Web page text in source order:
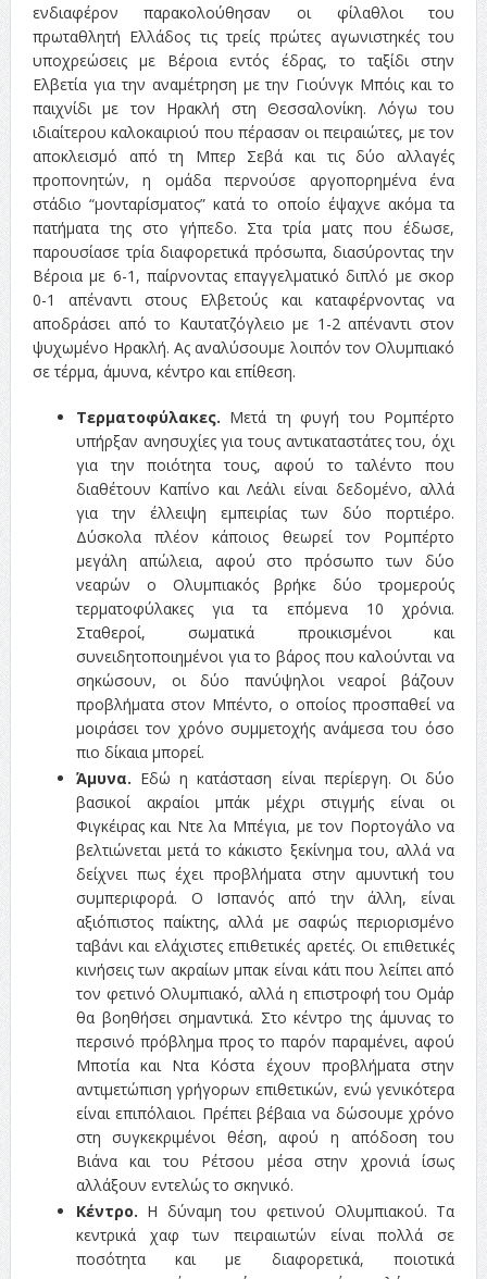
ενδιαφέρον παρακολούθησαν οι φίλαθλοι του
πρωταθλητή Ελλάδος τις τρείς πρώτες αγωνιστηκές του
υποχρεώσεις με Βέροια εντός έδρας, το ταξίδι στην
Ελβετία για την αναμέτρηση με την Γιούνγκ Μπόις και το
παιχνίδι με τον Ηρακλή στη Θεσσαλονίκη. Λόγω του
ιδιαίτερου καλοκαιριού που πέρασαν οι πειραιώτες, με τον
αποκλεισμό από τη Μπερ Σεβά και τις δύο αλλαγές
προπονητών, η ομάδα περνούσε αργοπορημένα ένα
στάδιο “μονταρίσματος” κατά το οποίο έψαχνε ακόμα τα
πατήματα της στο γήπεδο. Στα τρία ματς που έδωσε,
παρουσίασε τρία διαφορετικά πρόσωπα, διασύροντας την
Βέροια με 6-1, παίρνοντας επαγγελματικό διπλό με σκορ
0-1 απέναντι στους Ελβετούς και καταφέρνοντας να
αποδράσει από το Καυτατζόγλειο με 1-2 απέναντι στον
ψυχωμένο Ηρακλή. Ας αναλύσουμε λοιπόν τον Ολυμπιακό
σε τέρμα, άμυνα, κέντρο και επίθεση.
Τερματοφύλακες. Μετά τη φυγή του Ρομπέρτο
υπήρξαν ανησυχίες για τους αντικαταστάτες του, όχι
για την ποιότητα τους, αφού το ταλέντο που
διαθέτουν Καπίνο και Λεάλι είναι δεδομένο, αλλά
για την έλλειψη εμπειρίας των δύο πορτιέρο.
Δύσκολα πλέον κάποιος θεωρεί τον Ρομπέρτο
μεγάλη απώλεια, αφού στο πρόσωπο των δύο
νεαρών ο Ολυμπιακός βρήκε δύο τρομερούς
τερματοφύλακες για τα επόμενα 10 χρόνια.
Σταθεροί, σωματικά προικισμένοι και
συνειδητοποιημένοι για το βάρος που καλούνται να
σηκώσουν, οι δύο πανύψηλοι νεαροί βάζουν
προβλήματα στον Μπέντο, ο οποίος προσπαθεί να
μοιράσει τον χρόνο συμμετοχής ανάμεσα του όσο
πιο δίκαια μπορεί.
Άμυνα. Εδώ η κατάσταση είναι περίεργη. Οι δύο
βασικοί ακραίοι μπάκ μέχρι στιγμής είναι οι
Φιγκέιρας και Ντε λα Μπέγια, με τον Πορτογάλο να
βελτιώνεται μετά το κάκιστο ξεκίνημα του, αλλά να
δείχνει πως έχει προβλήματα στην αμυντική του
συμπεριφορά. Ο Ισπανός από την άλλη, είναι
αξιόπιστος παίκτης, αλλά με σαφώς περιορισμένο
ταβάνι και ελάχιστες επιθετικές αρετές. Οι επιθετικές
κινήσεις των ακραίων μπακ είναι κάτι που λείπει από
τον φετινό Ολυμπιακό, αλλά η επιστροφή του Ομάρ
θα βοηθήσει σημαντικά. Στο κέντρο της άμυνας το
περσινό πρόβλημα προς το παρόν παραμένει, αφού
Μποτία και Ντα Κόστα έχουν προβλήματα στην
αντιμετώπιση γρήγορων επιθετικών, ενώ γενικότερα
είναι επιπόλαιοι. Πρέπει βέβαια να δώσουμε χρόνο
στη συγκεκριμένοι θέση, αφού η απόδοση του
Βιάνα και του Ρέτσου μέσα στην χρονιά ίσως
αλλάξουν εντελώς το σκηνικό.
Κέντρο. Η δύναμη του φετινού Ολυμπιακού. Τα
κεντρικά χαφ των πειραιωτών είναι πολλά σε
ποσότητα και με διαφορετικά, ποιοτικά